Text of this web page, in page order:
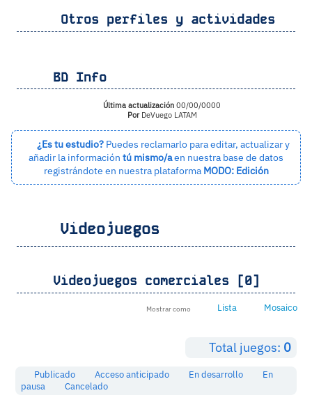
Otros perfiles y actividades
BD Info
Última actualización 00/00/0000
PorDeVuego LATAM
¿Es tu estudio? Puedes reclamarlo para editar, actualizar y
añadir la información tú mismo/aen nuestra base de datos
registrándote en nuestra plataforma MODO: Edición
Videojuegos
Videojuegos comerciales [0]
Mostrar como Lista Mosaico
Total juegos: 0
Publicado Acceso anticipado En desarrollo
En
pausa
Cancelado